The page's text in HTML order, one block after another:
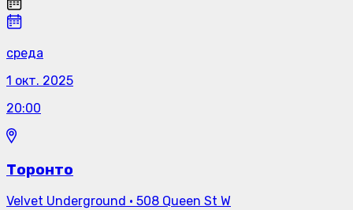
среда
1 окт. 2025
20:00
Торонто
Velvet Underground · 508 Queen St W